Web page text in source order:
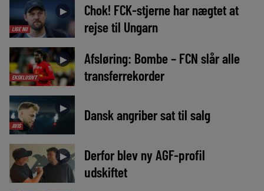
LIGE NU
►
Chok! FCK-stjerne har nægtet at
rejse til Ungarn
EKSKLUSIVT
►
Afsløring: Bombe – FCN slår alle
transferrekorder
AVIS
► Dansk angriber sat til salg
►
Derfor blev ny AGF-profil
udskiftet